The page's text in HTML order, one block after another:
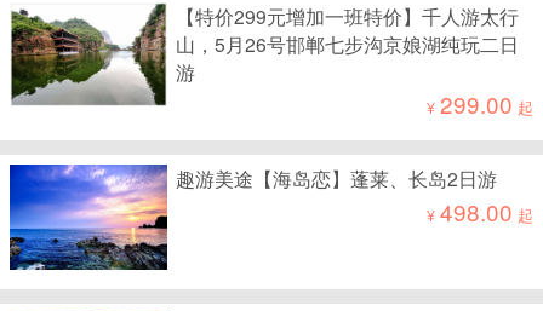
【特价299元增加一班特价】千人游太行
山，5月26号邯郸七步沟京娘湖纯玩二日
游
¥299.00 起
趣游美途【海岛恋】蓬莱、长岛2日游
¥498.00 起